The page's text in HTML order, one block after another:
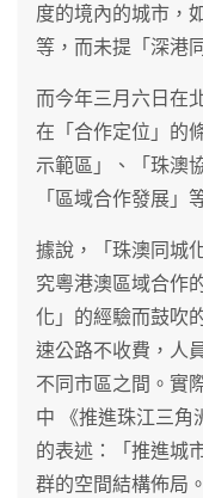
度的境內的城市，
等，而未提「深港
而今年三月六日在
在「合作定位」的
示範區」、「珠澳
「區域合作發展」
據說，「珠澳同城
究粵港澳區域合作
化」的經驗而鼓吹
速公路不收費，人
不同市區之間。實
中 《推進珠江三角
的表述：「推進城
群的空間結構佈局